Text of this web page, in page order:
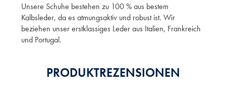
Unsere Schuhe bestehen zu 100 % aus bestem
Kalbsleder, da es atmungsaktiv und robust ist. Wir
beziehen unser erstklassiges Leder aus Italien, Frankreich
und Portugal.
PRODUKTREZENSIONEN